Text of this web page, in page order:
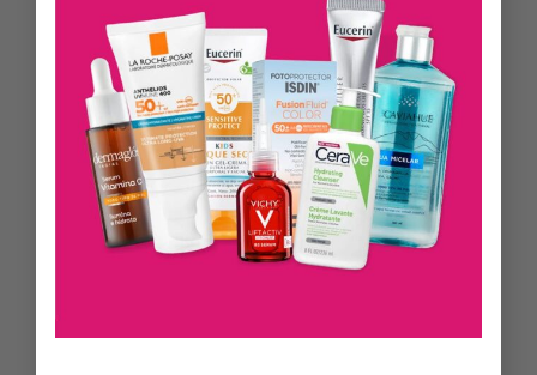
pies, mejorando su aspecto y evitando que se formen grietas
y durezas. La Vitamina B5 restaura eficazmente la función de
barrera de la piel, estimulando la regeneración de los tejidos y
mejorando así el índice de hidratación. Además es rica en
Urea, Manteca de Karité y Alantoína, que poseen virtudes
hidratantes, suavizantes y calmantes, previniendo que se
reinstale la sequedad. El ácido hialurónico y el ácido láctico
poseen un alto poder reparador, estimulando la regeneración
de los tejidos, y ayudando a eliminar las rugosidades y
engrosamientos de la piel de los pies y de los talones. Gracias
a nuestros exclusivos Polifenoles de UVA y a la vitamina E